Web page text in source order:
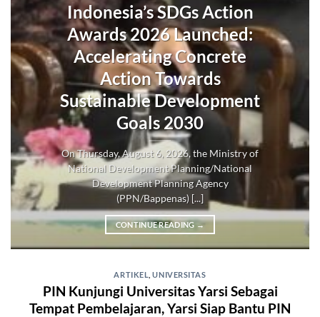
Indonesia’s SDGs Action
Awards 2026 Launched:
Accelerating Concrete
Action Towards
Sustainable Development
Goals 2030
On Thursday, August 6, 2026, the Ministry of
National Development Planning/National
Development Planning Agency
(PPN/Bappenas) [...]
CONTINUE READING →
ARTIKEL ,UNIVERSITAS
PIN Kunjungi Universitas Yarsi Sebagai
Tempat Pembelajaran, Yarsi Siap Bantu PIN